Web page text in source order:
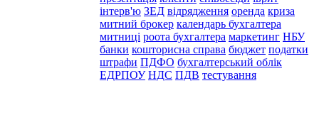
інтерв'ю ЗЕД відрядження оренда криза
митний брокер календарь бухгалтера
митниці роота бухгалтера маркетинг НБУ
банки кошторисна справа бюджет податки
штрафи ПДФО бухгалтерський облік
ЕДРПОУ НДС ПДВ тестування